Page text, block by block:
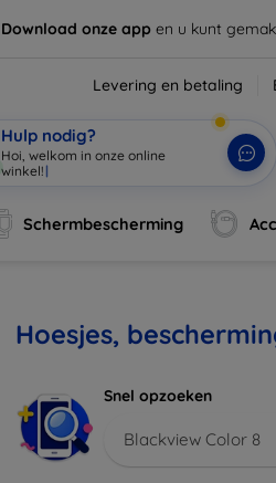
Download onze app en u kunt
Levering en betaling
Hulp nodig?
Hoi, welkom in onze online
winkel! |
Schermbescherming
Hoesjes,
Snel opzoeken
Blackview Color 8